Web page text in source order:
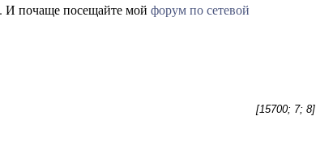
. И почаще посещайте мой форум по сетевой
[15700; 7; 8]